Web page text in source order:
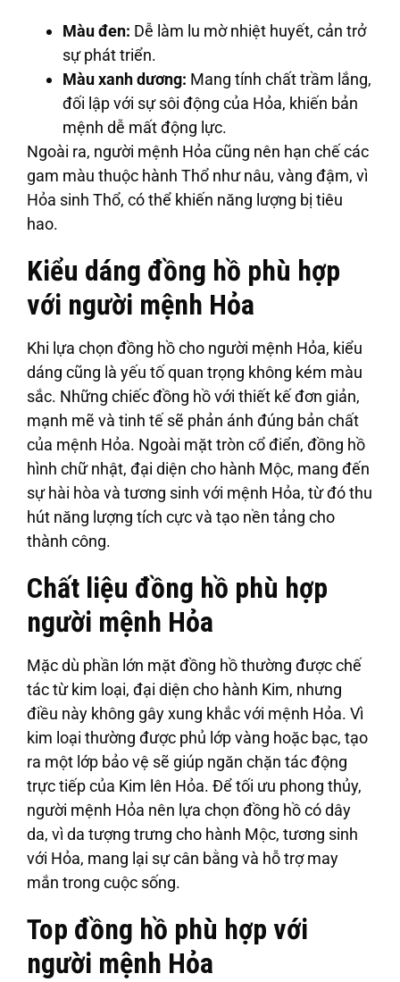
Màu đen: Dễ làm lu mờ nhiệt huyết, cản trở
sự phát triển.
Màu xanh dương: Mang tính chất trầm lắng,
đối lập với sự sôi động của Hỏa, khiến bản
mệnh dễ mất động lực.
Ngoài ra, người mệnh Hỏa cũng nên hạn chế các
gam màu thuộc hành Thổ như nâu, vàng đậm, vì
Hỏa sinh Thổ, có thể khiến năng lượng bị tiêu
hao.
Kiểu dáng đồng hồ phù hợp
với người mệnh Hỏa
Khi lựa chọn đồng hồ cho người mệnh Hỏa, kiểu
dáng cũng là yếu tố quan trọng không kém màu
sắc. Những chiếc đồng hồ với thiết kế đơn giản,
mạnh mẽ và tinh tế sẽ phản ánh đúng bản chất
của mệnh Hỏa. Ngoài mặt tròn cổ điển, đồng hồ
hình chữ nhật, đại diện cho hành Mộc, mang đến
sự hài hòa và tương sinh với mệnh Hỏa, từ đó thu
hút năng lượng tích cực và tạo nền tảng cho
thành công.
Chất liệu đồng hồ phù hợp
người mệnh Hỏa
Mặc dù phần lớn mặt đồng hồ thường được chế
tác từ kim loại, đại diện cho hành Kim, nhưng
điều này không gây xung khắc với mệnh Hỏa. Vì
kim loại thường được phủ lớp vàng hoặc bạc, tạo
ra một lớp bảo vệ sẽ giúp ngăn chặn tác động
trực tiếp của Kim lên Hỏa. Để tối ưu phong thủy,
người mệnh Hỏa nên lựa chọn đồng hồ có dây
da, vì da tượng trưng cho hành Mộc, tương sinh
với Hỏa, mang lại sự cân bằng và hỗ trợ may
mắn trong cuộc sống.
Top đồng hồ phù hợp với
người mệnh Hỏa